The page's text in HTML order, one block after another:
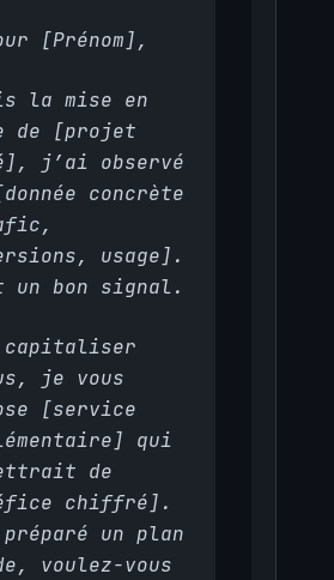
[Prénom],
la mise en
de [projet
j’ai observé
concrète
usage].
un bon signal.
capitaliser
je vous
[service
qui
de
chiffré].
un plan
voulez-vous